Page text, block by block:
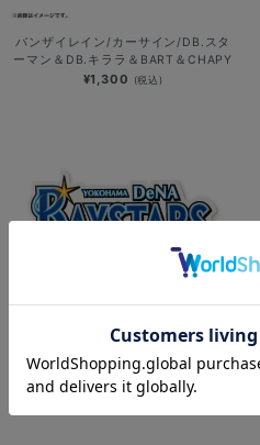
バンザイレイン/カーサイン/DB.スタ
ーマン＆DB.キララ＆BART＆CHAPY
¥1,300 (税込)
¥300 (税込)